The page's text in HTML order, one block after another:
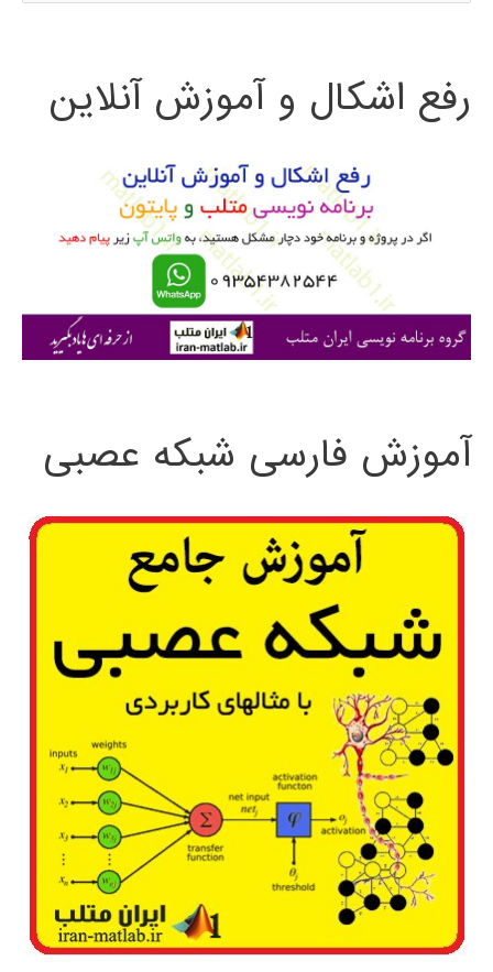
ج
ی
رفع اشکال و آموزش آنلاین
آموزش فارسی شبکه عصبی